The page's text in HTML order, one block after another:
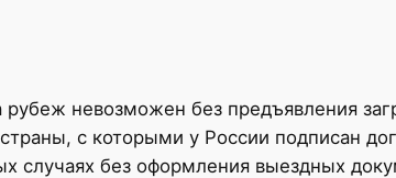
рубеж невозможен без предъявления
с которыми у России подписан
случаях без оформления выездных